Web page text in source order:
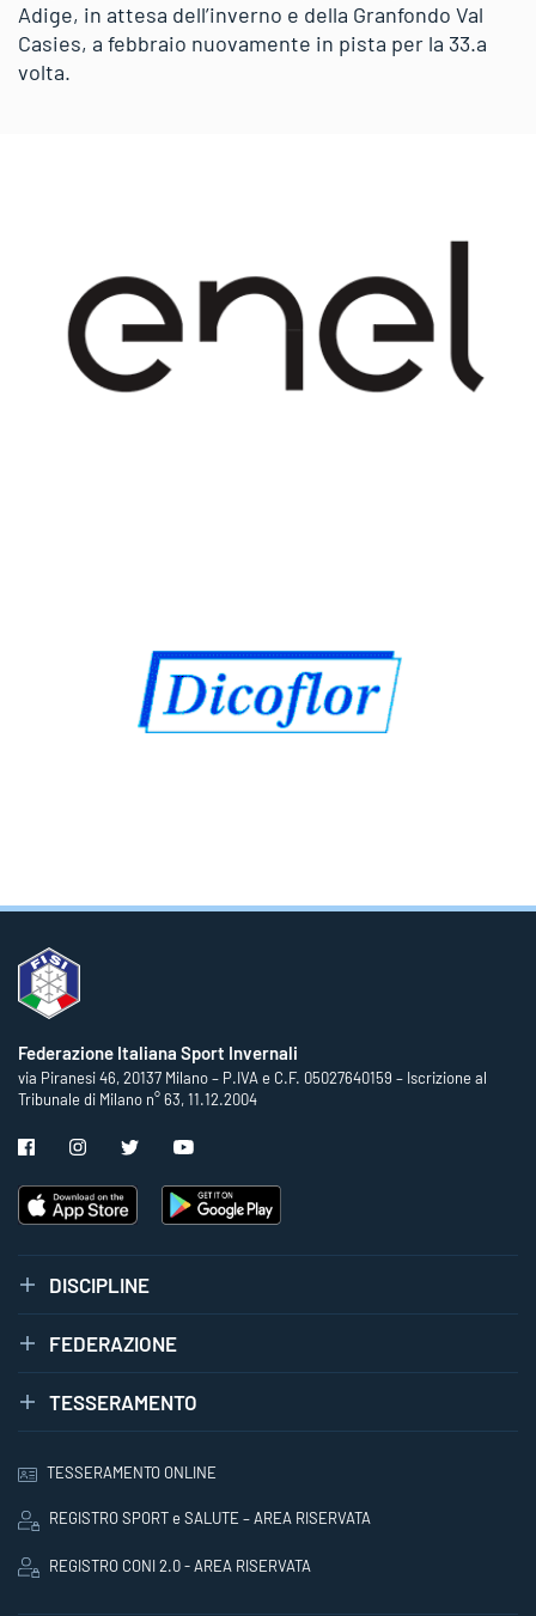
Adige, in attesa dell’inverno e della Granfondo Val
Casies, a febbraio nuovamente in pista per la 33.a
volta.
Federazione Italiana Sport Invernali
via Piranesi 46, 20137 Milano – P.IVA e C.F. 05027640159 – Iscrizione al
Tribunale di Milano n° 63, 11.12.2004
DISCIPLINE
FEDERAZIONE
TESSERAMENTO
TESSERAMENTO ONLINE
REGISTRO SPORT e SALUTE – AREA RISERVATA
REGISTRO CONI 2.0 - AREA RISERVATA